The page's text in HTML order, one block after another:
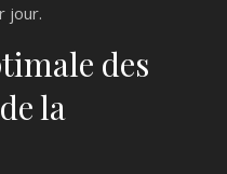
jour.
des
la